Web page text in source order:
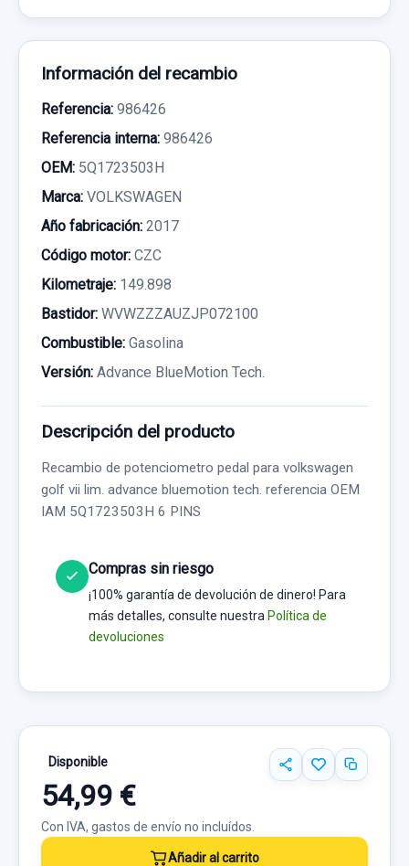
Información del recambio
Referencia: 986426
Referencia interna: 986426
OEM: 5Q1723503H
Marca: VOLKSWAGEN
Año fabricación: 2017
Código motor: CZC
Kilometraje: 149.898
Bastidor: WVWZZZAUZJP072100
Combustible: Gasolina
Versión: Advance BlueMotion Tech.
Descripción del producto
Recambio de potenciometro pedal para volkswagen
golf vii lim. advance bluemotion tech. referencia OEM
IAM 5Q1723503H 6 PINS
Compras sin riesgo
¡100% garantía de devolución de dinero! Para
más detalles, consulte nuestra Política de
devoluciones
Disponible
54,99 €
Con IVA, gastos de envío no incluídos.
Añadir al carrito